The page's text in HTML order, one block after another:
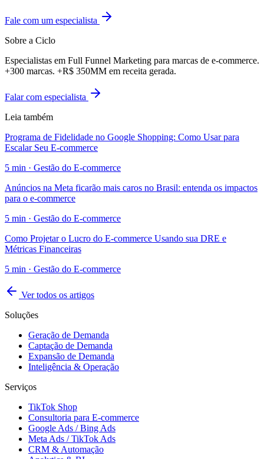
Fale com um especialista
Sobre a Ciclo
Especialistas em Full Funnel Marketing para marcas de e-commerce.
+300 marcas. +R$ 350MM em receita gerada.
Falar com especialista
Leia também
Programa de Fidelidade no Google Shopping: Como Usar para
Escalar Seu E-commerce
5 min · Gestão do E-commerce
Anúncios na Meta ficarão mais caros no Brasil: entenda os impactos
para o e-commerce
5 min · Gestão do E-commerce
Como Projetar o Lucro do E-commerce Usando sua DRE e
Métricas Financeiras
5 min · Gestão do E-commerce
Ver todos os artigos
Soluções
Geração de Demanda
Captação de Demanda
Expansão de Demanda
Inteligência & Operação
Serviços
TikTok Shop
Consultoria para E-commerce
Google Ads / Bing Ads
Meta Ads / TikTok Ads
CRM & Automação